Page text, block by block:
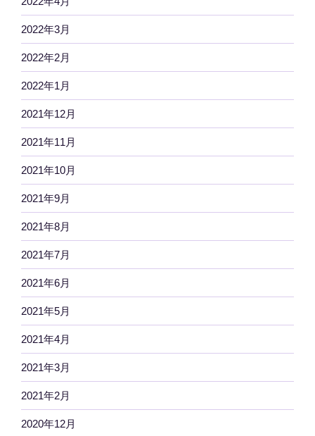
2022年3月
2022年2月
2022年1月
2021年12月
2021年11月
2021年10月
2021年9月
2021年8月
2021年7月
2021年6月
2021年5月
2021年4月
2021年3月
2021年2月
2020年12月